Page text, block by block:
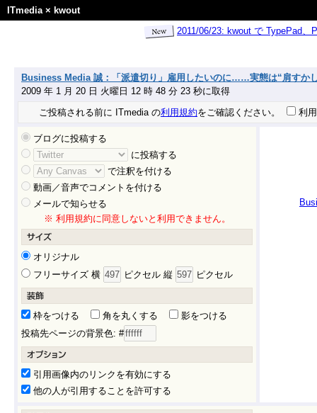
ITmedia× kwout
2011/06/23: kwout で TypePad
Business Media 誠：「派遣切り」雇用したいのに……実態は“肩すか
2009 年 1 月 20 日 火曜日 12 時 48 分 23 秒に取得
ご投稿される前に ITmedia の利用規約をご確認ください。 利
ブログに投稿する
に投稿する
で注釈を付ける
動画／音声でコメントを付ける
メールで知らせる
※ 利用規約に同意しないと利用できません。
オリジナル
フリーサイズ 横
ピクセル 縦 ピクセル
枠をつける 角を丸くする
影をつける
投稿先ページの背景色: #
引用画像内のリンクを有効にする
他の人が引用することを許可する